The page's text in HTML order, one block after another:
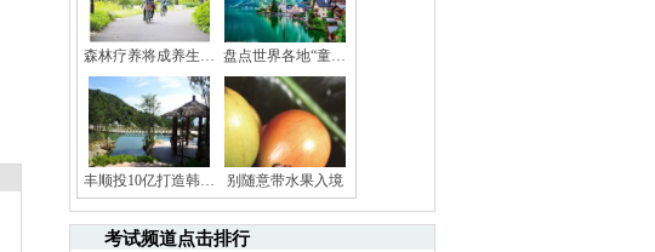
森林疗养将成养生… 盘点世界各地“童…
丰顺投10亿打造韩… 别随意带水果入境
考试频道点击排行